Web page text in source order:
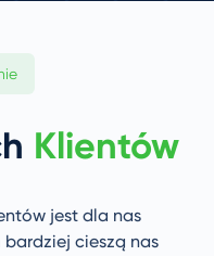
Klientów
jest dla nas
cieszą nas